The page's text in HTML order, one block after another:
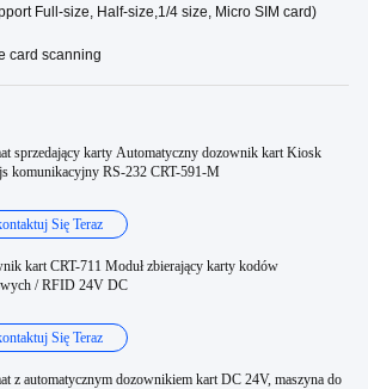
Full-size, Half-size,1/4 size, Micro SIM card)
card scanning
sprzedający karty Automatyczny dozownik kart Kiosk
komunikacyjny RS-232 CRT-591-M
Się Teraz
kart CRT-711 Moduł zbierający karty kodów
/ RFID 24V DC
Się Teraz
z automatycznym dozownikiem kart DC 24V, maszyna do